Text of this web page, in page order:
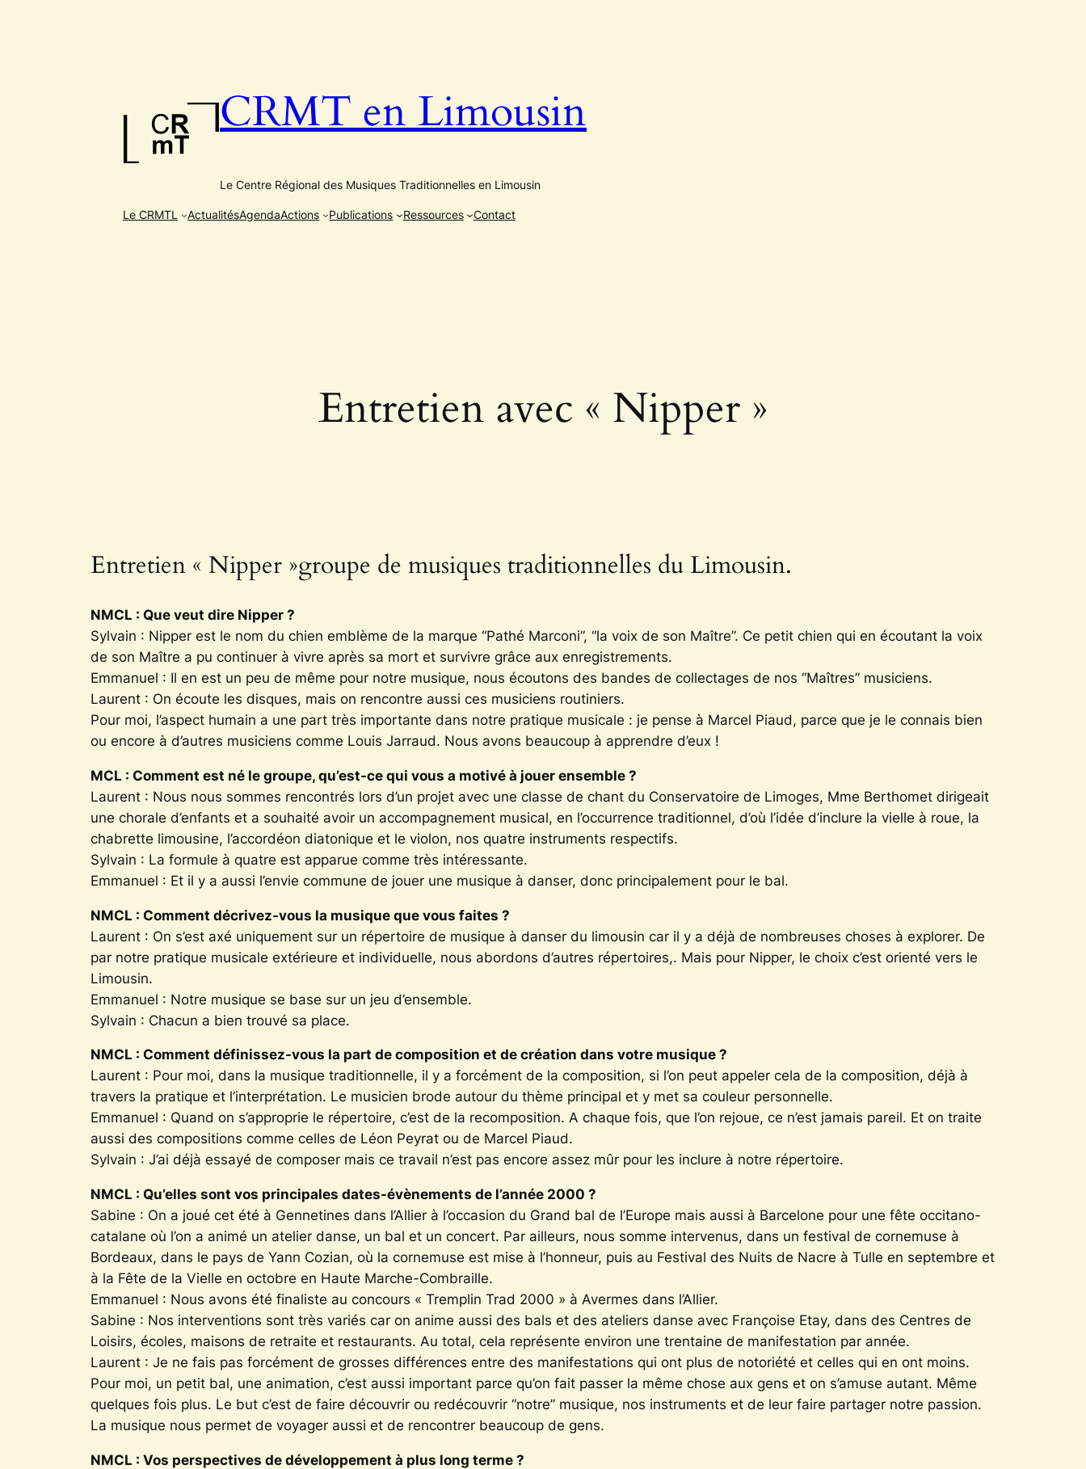
CRMT en Limousin
Le Centre Régional des Musiques Traditionnelles en Limousin
Le CRMTL ActualitésAgendaActions Publications Ressources Contact
Entretien avec « Nipper »
Entretien « Nipper »groupe de musiques traditionnelles du Limousin.
NMCL : Que veut dire Nipper ?
Sylvain : Nipper est le nom du chien emblème de la marque “Pathé Marconi”, “la voix de son Maître”. Ce petit chien qui en écoutant la voix
de son Maître a pu continuer à vivre après sa mort et survivre grâce aux enregistrements.
Emmanuel : Il en est un peu de même pour notre musique, nous écoutons des bandes de collectages de nos “Maîtres” musiciens.
Laurent : On écoute les disques, mais on rencontre aussi ces musiciens routiniers.
Pour moi, l’aspect humain a une part très importante dans notre pratique musicale : je pense à Marcel Piaud, parce que je le connais bien
ou encore à d’autres musiciens comme Louis Jarraud. Nous avons beaucoup à apprendre d’eux !
MCL : Comment est né le groupe, qu’est-ce qui vous a motivé à jouer ensemble ?
Laurent : Nous nous sommes rencontrés lors d’un projet avec une classe de chant du Conservatoire de Limoges, Mme Berthomet dirigeait
une chorale d’enfants et a souhaité avoir un accompagnement musical, en l’occurrence traditionnel, d’où l’idée d’inclure la vielle à roue, la
chabrette limousine, l’accordéon diatonique et le violon, nos quatre instruments respectifs.
Sylvain : La formule à quatre est apparue comme très intéressante.
Emmanuel : Et il y a aussi l’envie commune de jouer une musique à danser, donc principalement pour le bal.
NMCL : Comment décrivez-vous la musique que vous faites ?
Laurent : On s’est axé uniquement sur un répertoire de musique à danser du limousin car il y a déjà de nombreuses choses à explorer. De
par notre pratique musicale extérieure et individuelle, nous abordons d’autres répertoires,. Mais pour Nipper, le choix c’est orienté vers le
Limousin.
Emmanuel : Notre musique se base sur un jeu d’ensemble.
Sylvain : Chacun a bien trouvé sa place.
NMCL : Comment définissez-vous la part de composition et de création dans votre musique ?
Laurent : Pour moi, dans la musique traditionnelle, il y a forcément de la composition, si l’on peut appeler cela de la composition, déjà à
travers la pratique et l’interprétation. Le musicien brode autour du thème principal et y met sa couleur personnelle.
Emmanuel : Quand on s’approprie le répertoire, c’est de la recomposition. A chaque fois, que l’on rejoue, ce n’est jamais pareil. Et on traite
aussi des compositions comme celles de Léon Peyrat ou de Marcel Piaud.
Sylvain : J’ai déjà essayé de composer mais ce travail n’est pas encore assez mûr pour les inclure à notre répertoire.
NMCL : Qu’elles sont vos principales dates-évènements de l’année 2000 ?
Sabine : On a joué cet été à Gennetines dans l’Allier à l’occasion du Grand bal de l’Europe mais aussi à Barcelone pour une fête occitano-
catalane où l’on a animé un atelier danse, un bal et un concert. Par ailleurs, nous somme intervenus, dans un festival de cornemuse à
Bordeaux, dans le pays de Yann Cozian, où la cornemuse est mise à l’honneur, puis au Festival des Nuits de Nacre à Tulle en septembre et
à la Fête de la Vielle en octobre en Haute Marche-Combraille.
Emmanuel : Nous avons été finaliste au concours « Tremplin Trad 2000 » à Avermes dans l’Allier.
Sabine : Nos interventions sont très variés car on anime aussi des bals et des ateliers danse avec Françoise Etay, dans des Centres de
Loisirs, écoles, maisons de retraite et restaurants. Au total, cela représente environ une trentaine de manifestation par année.
Laurent : Je ne fais pas forcément de grosses différences entre des manifestations qui ont plus de notoriété et celles qui en ont moins.
Pour moi, un petit bal, une animation, c’est aussi important parce qu’on fait passer la même chose aux gens et on s’amuse autant. Même
quelques fois plus. Le but c’est de faire découvrir ou redécouvrir “notre” musique, nos instruments et de leur faire partager notre passion.
La musique nous permet de voyager aussi et de rencontrer beaucoup de gens.
NMCL : Vos perspectives de développement à plus long terme ?